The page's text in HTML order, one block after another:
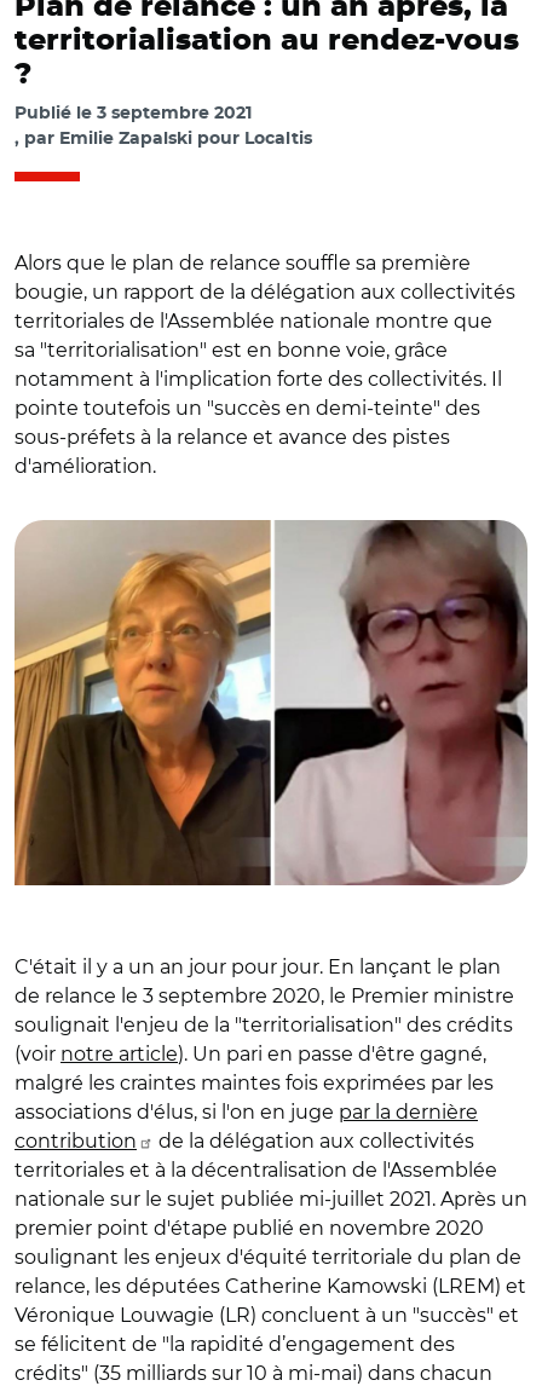
Plan de relance : un an après, la
territorialisation au rendez-vous
?
Publié le 3 septembre 2021
par Emilie Zapalski pour Localtis
Alors que le plan de relance souffle sa première
bougie, un rapport de la délégation aux collectivités
territoriales de l'Assemblée nationale montre que
sa "territorialisation" est en bonne voie, grâce
notamment à l'implication forte des collectivités. Il
pointe toutefois un "succès en demi-teinte" des
sous-préfets à la relance et avance des pistes
d'amélioration.
© Capture vidéo Assemblée nationale/ Catherine
C'était il y a un an jour pour jour. En lançant le plan
de relance le 3 septembre 2020, le Premier ministre
soulignait l'enjeu de la "territorialisation" des crédits
(voir notre article). Un pari en passe d'être gagné,
malgré les craintes maintes fois exprimées par les
associations d'élus, si l'on en juge par la dernière
contribution
de la délégation aux collectivités
territoriales et à la décentralisation de l'Assemblée
nationale sur le sujet publiée mi-juillet 2021. Après un
premier point d'étape publié en novembre 2020
soulignant les enjeux d'équité territoriale du plan de
relance, les députées Catherine Kamowski (LREM) et
Véronique Louwagie (LR) concluent à un "succès" et
se félicitent de "la rapidité d’engagement des
crédits" (35 milliards sur 10 à mi-mai) dans chacun